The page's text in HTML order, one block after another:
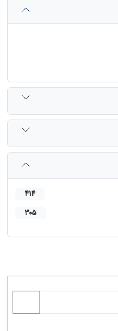
414
305